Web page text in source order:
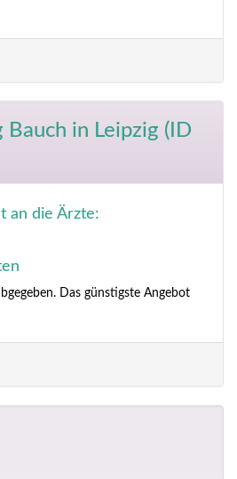
Bauch in Leipzig (ID
an die Ärzte:
Das günstigste Angebot